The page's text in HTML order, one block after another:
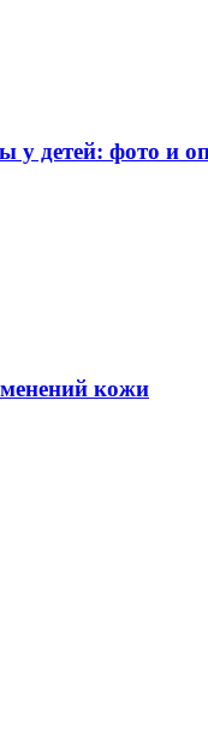
у детей: фото и
кожи